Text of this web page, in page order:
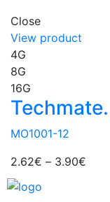
Close
View product
4G
8G
16G
MO1001-12
2.62€ – 3.90€